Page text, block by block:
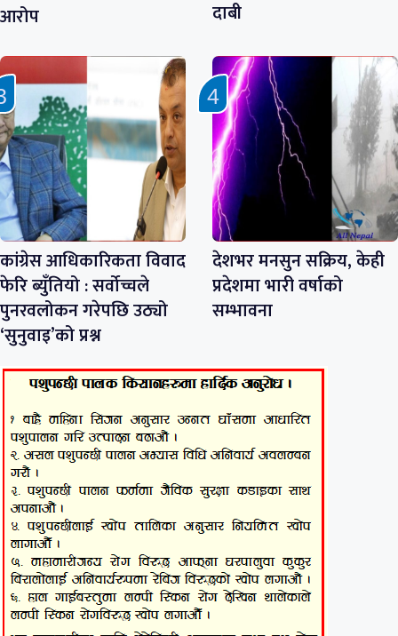
आरोप
दाबी
कांग्रेस आधिकारिकता विवाद
फेरि ब्युँतियो : सर्वोच्चले
पुनरवलोकन गरेपछि उठ्यो
‘सुनुवाइ’को प्रश्न
देशभर मनसुन सक्रिय, केही
प्रदेशमा भारी वर्षाको
सम्भावना